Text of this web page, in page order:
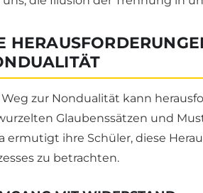
Weg zur Nondualität kann
Glaubenssätzen und
ermutigt ihre Schüler, diese
zu betrachten.